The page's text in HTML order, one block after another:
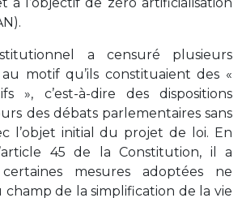
à l’objectif de zéro artificialisation
a censuré plusieurs
motif qu’ils constituaient des «
», c’est-à-dire des dispositions
des débats parlementaires sans
l’objet initial du projet de loi. En
45 de la Constitution, il a
mesures adoptées ne
champ de la simplification de la vie